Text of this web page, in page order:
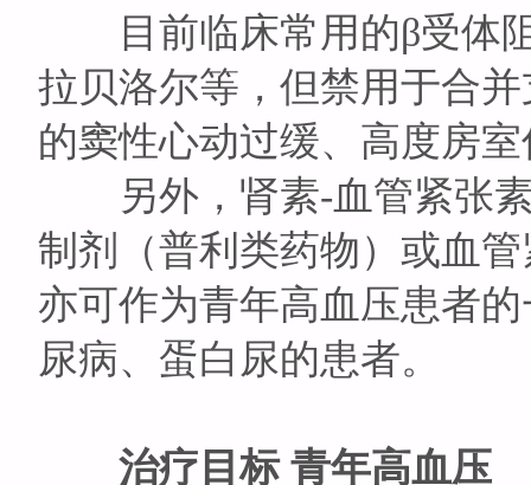
目前临床常用的β受体阻
拉贝洛尔等，但禁用于合
的窦性心动过缓、高度房
另外，肾素-血管紧张素
制剂（普利类药物）或血
亦可作为青年高血压患者
尿病、蛋白尿的患者。
治疗目标 青年高血压